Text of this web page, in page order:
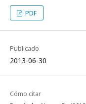
PDF
Publicado
2013-06-30
Cómo citar